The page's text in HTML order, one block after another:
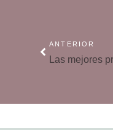
ANTERIOR